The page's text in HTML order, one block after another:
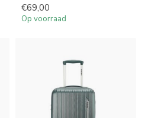
€69,00
Op voorraad